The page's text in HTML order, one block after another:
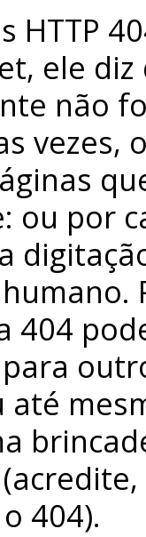
HTTP
ele diz
não
vezes,
ou por
404
404).